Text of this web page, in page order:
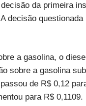
da primeira
decisão
a gasolina, o
sobre a gasolina
de R$ 0,12
para R$ 0,1109.